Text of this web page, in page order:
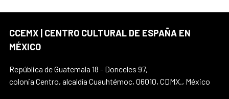
CCEMX | CENTRO CULTURAL DE ESPAÑA EN
MÉXICO
República de Guatemala 18 - Donceles 97,
colonia Centro, alcaldía Cuauhtémoc, 06010, CDMX., México